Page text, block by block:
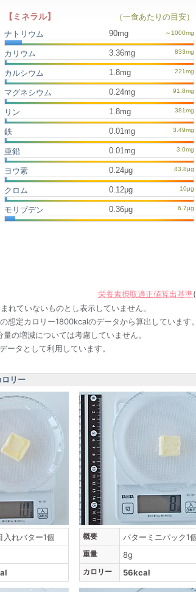
【ミネラル】
（一食あたりの目安）
ナトリウム
90mg
カリウム 3.36mg
カルシウム 1.8mg
マグネシウム 0.24mg
リン 1.8mg
鉄 0.01mg
亜鉛 0.01mg
ヨウ素 0.24μg
クロム 0.12μg
モリブデン 0.36μg
栄養素摂取適正値算出基準
れていないものとし表示していません。
定カロリー1800kcalのデータから算出しています。
の増減については考慮していません。
ータとして利用しています。
リー
入れバター1個 概要 バターミニパック1
重量 8g
カロリー 56kcal